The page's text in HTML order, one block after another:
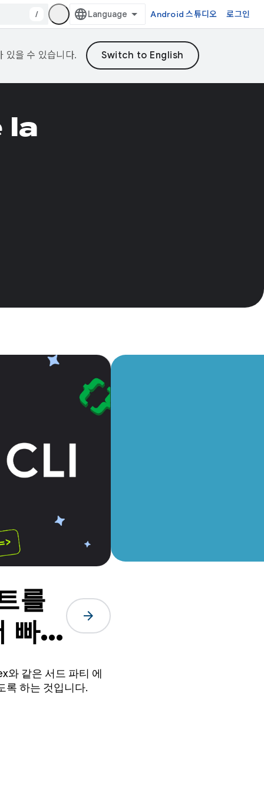
/ Android 스튜디오 로그인
있을 수 있습니다.
la
를
르
arrow_forward
같은 서드 파티 에
록 하는 것입니다.